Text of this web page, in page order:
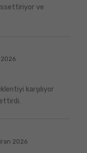
ve
2026
karşılıyor
2026